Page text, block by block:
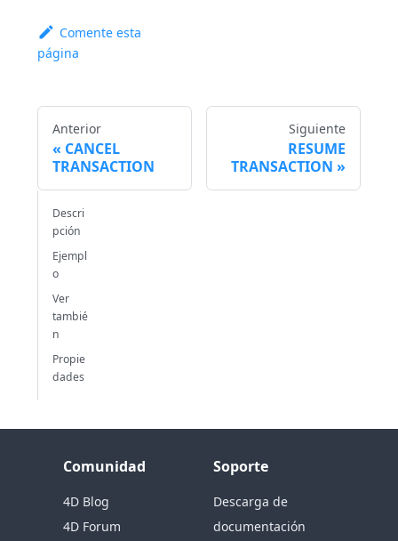
Comente esta
página
Anterior
CANCEL
TRANSACTION
Siguiente
RESUME
TRANSACTION
Descri
pción
Ejempl
o
Ver
tambié
n
Propie
dades
Comunidad
4D Blog
4D Forum
Soporte
Descarga de
documentación